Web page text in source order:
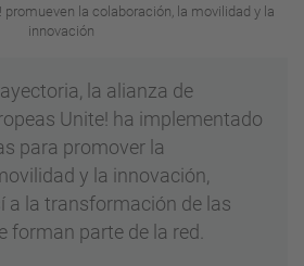
la colaboración, la movilidad y la
innovación
la alianza de
Unite! ha implementado
para promover la
y la innovación,
a la transformación de las
forman parte de la red.